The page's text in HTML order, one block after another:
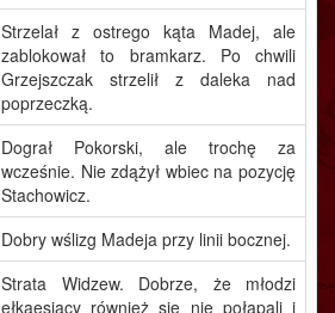
Strzelał z ostrego kąta Madej, ale
zablokował to bramkarz. Po chwili
Grzejszczak strzelił z daleka nad
poprzeczką.
Dograł Pokorski, ale trochę za
wcześnie. Nie zdążył wbiec na pozycję
Stachowicz.
Dobry wślizg Madeja przy linii bocznej.
Strata Widzew. Dobrze, że młodzi
ełkaesiacy również się nie połapali i